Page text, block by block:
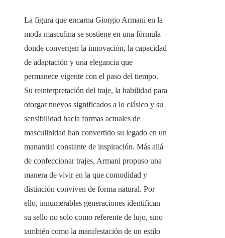
La figura que encarna Giorgio Armani en la
moda masculina se sostiene en una fórmula
donde convergen la innovación, la capacidad
de adaptación y una elegancia que
permanece vigente con el paso del tiempo.
Su reinterpretación del traje, la habilidad para
otorgar nuevos significados a lo clásico y su
sensibilidad hacia formas actuales de
masculinidad han convertido su legado en un
manantial constante de inspiración. Más allá
de confeccionar trajes, Armani propuso una
manera de vivir en la que comodidad y
distinción conviven de forma natural. Por
ello, innumerables generaciones identifican
su sello no solo como referente de lujo, sino
también como la manifestación de un estilo